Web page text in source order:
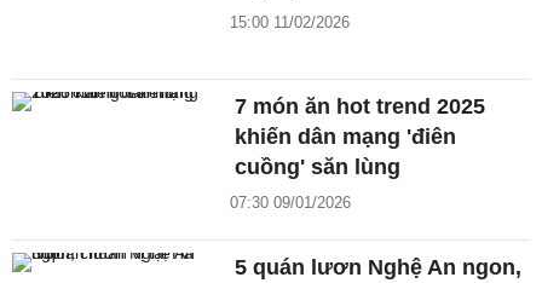
15:00 11/02/2026
7 món ăn hot trend 2025
khiến dân mạng 'điên
cuồng' săn lùng
07:30 09/01/2026
5 quán lươn Nghệ An ngon,